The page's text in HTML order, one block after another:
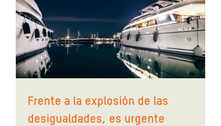
Frente a la explosión de las
desigualdades, es urgente